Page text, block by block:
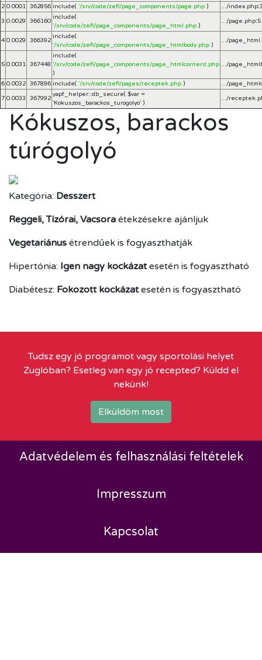
2 0.0001 362856 include( '/srv/code/zefi/page_components/page.php ) .../index.php:
3 0.0029 366160
include(
'/srv/code/zefi/page_components/page_html.php )
.../page.php:5
4 0.0029 366392
include(
'/srv/code/zefi/page_components/page_htmlbody.php )
.../
5 0.0031 367448
include(
'/srv/code/zefi/page_components/page_htmlcontent.php
)
.../
6 0.0032 367896 include( '/srv/code/zefi/pages/receptek.php ) .../
7 0.0033 367992
yapf_helper::db_secure( $var =
'Kokuszos_barackos_turogolyo' )
.../
Kókuszos, barackos
túrógolyó
Kategória: Desszert
Reggeli, Tízórai, Vacsora étekzésekre ajánljuk
Vegetariánus étrendűek is fogyaszthatják
Hipertónia: Igen nagy kockázatesetén is fogyasztható
Diabétesz: Fokozott kockázatesetén is fogyasztható
Tudsz egy jó programot vagy sportolási helyet
Zuglóban? Esetleg van egy jó recepted? Küldd el
nekünk!
Elküldöm most
Adatvédelem és felhasználási feltételek
Impresszum
Kapcsolat